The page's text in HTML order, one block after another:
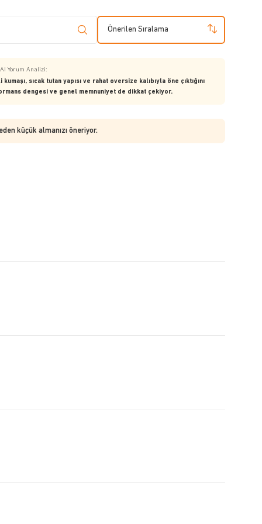
Önerilen Sıralama
AI Yorum Analizi:
sıcak tutan yapısı ve rahat oversize kalıbıyla öne çıktığını
dengesi ve genel memnuniyet de dikkat çekiyor.
küçük almanızı öneriyor.